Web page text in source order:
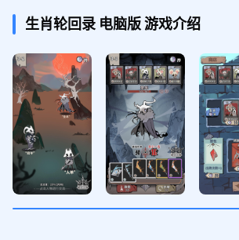
生肖轮回录 电脑版游戏介绍